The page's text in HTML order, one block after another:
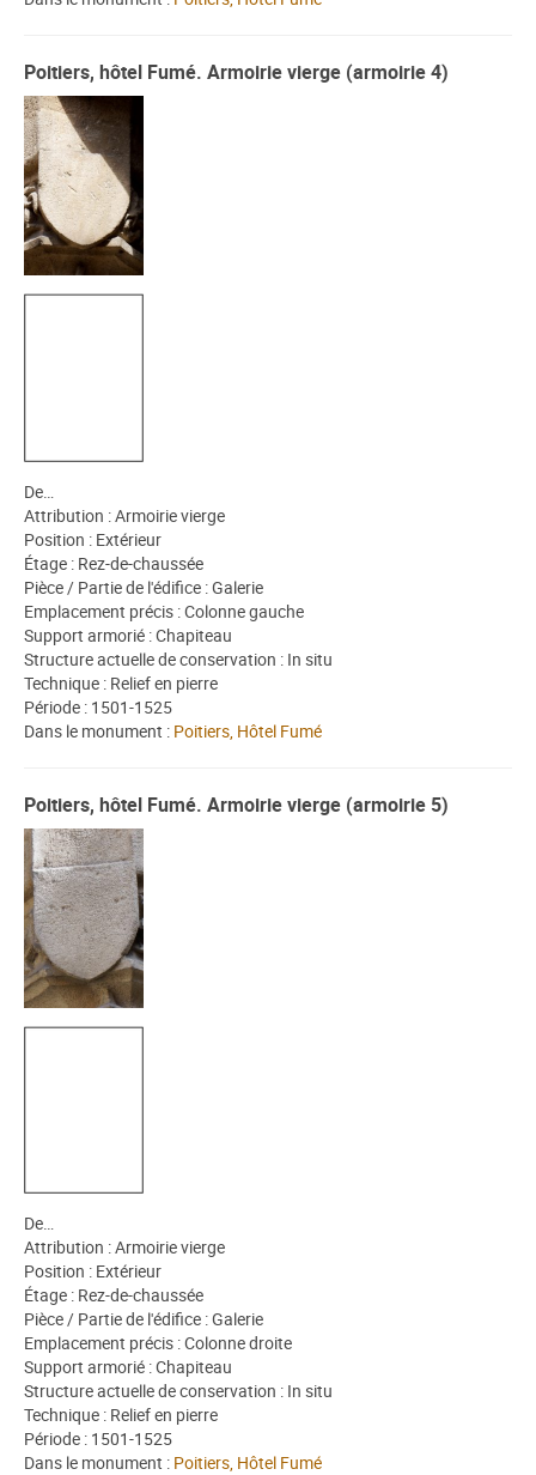
Poitiers, hôtel Fumé. Armoirie vierge (armoirie 4)
De…
Attribution : Armoirie vierge
Position : Extérieur
Étage : Rez-de-chaussée
Pièce / Partie de l'édifice : Galerie
Emplacement précis : Colonne gauche
Support armorié : Chapiteau
Structure actuelle de conservation : In situ
Technique : Relief en pierre
Période : 1501-1525
Dans le monument : Poitiers, Hôtel Fumé
Poitiers, hôtel Fumé. Armoirie vierge (armoirie 5)
De…
Attribution : Armoirie vierge
Position : Extérieur
Étage : Rez-de-chaussée
Pièce / Partie de l'édifice : Galerie
Emplacement précis : Colonne droite
Support armorié : Chapiteau
Structure actuelle de conservation : In situ
Technique : Relief en pierre
Période : 1501-1525
Dans le monument : Poitiers, Hôtel Fumé